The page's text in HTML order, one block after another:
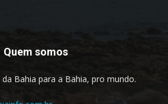
Quem somos
Bahia para a Bahia, pro mundo.